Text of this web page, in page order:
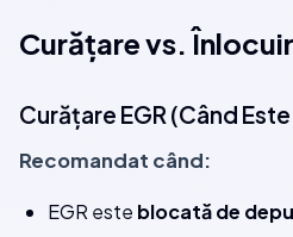
Curățare vs.
Curățare EGR (Când
Recomandat când:
EGR este blocată de